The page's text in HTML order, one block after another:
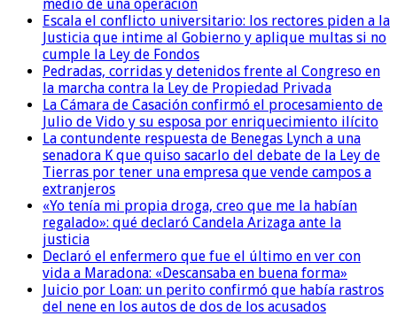
medio de una operación
Escala el conflicto universitario: los rectores piden a la
Justicia que intime al Gobierno y aplique multas si no
cumple la Ley de Fondos
Pedradas, corridas y detenidos frente al Congreso en
la marcha contra la Ley de Propiedad Privada
La Cámara de Casación confirmó el procesamiento de
Julio de Vido y su esposa por enriquecimiento ilícito
La contundente respuesta de Benegas Lynch a una
senadora K que quiso sacarlo del debate de la Ley de
Tierras por tener una empresa que vende campos a
extranjeros
«Yo tenía mi propia droga, creo que me la habían
regalado»: qué declaró Candela Arizaga ante la
justicia
Declaró el enfermero que fue el último en ver con
vida a Maradona: «Descansaba en buena forma»
Juicio por Loan: un perito confirmó que había rastros
del nene en los autos de dos de los acusados